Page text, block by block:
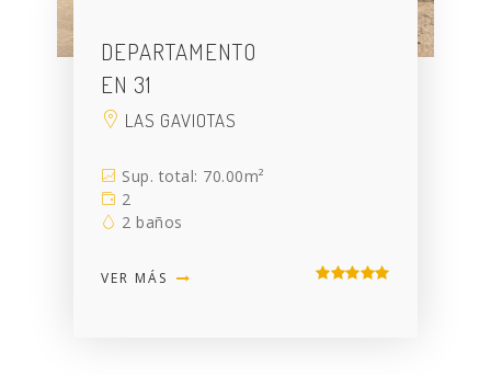
DEPARTAMENTO
EN 31
LAS GAVIOTAS
Sup. total: 70.00m²
2
2 baños
VER MÁS